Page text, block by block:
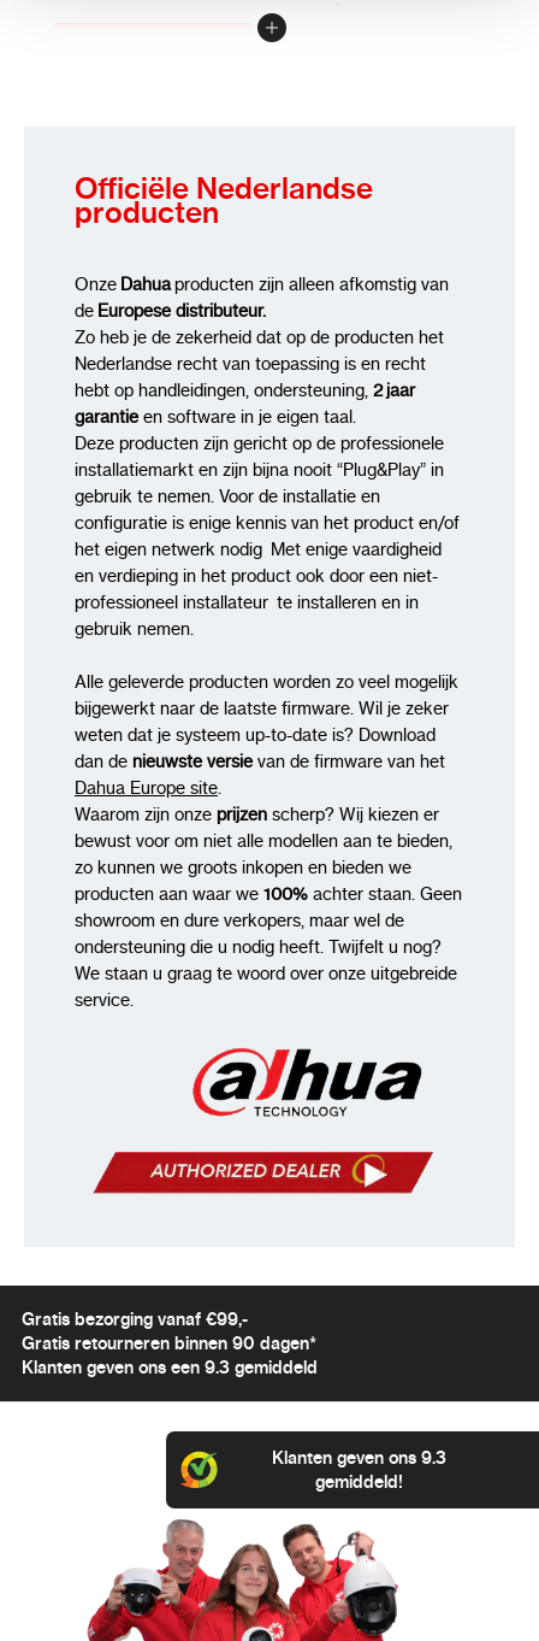
Officiële Nederlandse
producten
Onze Dahuaproducten zijn alleen afkomstig van
de Europese distributeur.
Zo heb je de zekerheid dat op de producten het
Nederlandse recht van toepassing is en recht
hebt op handleidingen, ondersteuning, 2 jaar
garantieen software in je eigen taal.
Deze producten zijn gericht op de professionele
installatiemarkt en zijn bijna nooit “Plug&Play” in
gebruik te nemen. Voor de installatie en
configuratie is enige kennis van het product en/of
het eigen netwerk nodig Met enige vaardigheid
en verdieping in het product ook door een niet-
professioneel installateur te installeren en in
gebruik nemen.
Alle geleverde producten worden zo veel mogelijk
bijgewerkt naar de laatste firmware. Wil je zeker
weten dat je systeem up-to-date is? Download
dan de nieuwste versievan de firmware van het
Dahua Europe site.
Waarom zijn onze prijzen scherp? Wij kiezen er
bewust voor om niet alle modellen aan te bieden,
zo kunnen we groots inkopen en bieden we
producten aan waar we 100% achter staan. Geen
showroom en dure verkopers, maar wel de
ondersteuning die u nodig heeft. Twijfelt u nog?
We staan u graag te woord over onze uitgebreide
service.
Gratis bezorging vanaf €99,-
Gratis retourneren binnen 90 dagen*
Klanten geven ons een 9.3 gemiddeld
Klanten geven ons 9.3
gemiddeld!